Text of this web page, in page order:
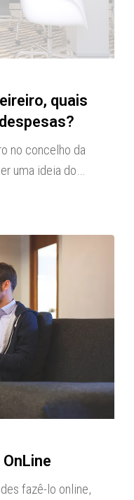
quais
no concelho da
uma ideia do…
fazê-lo online,